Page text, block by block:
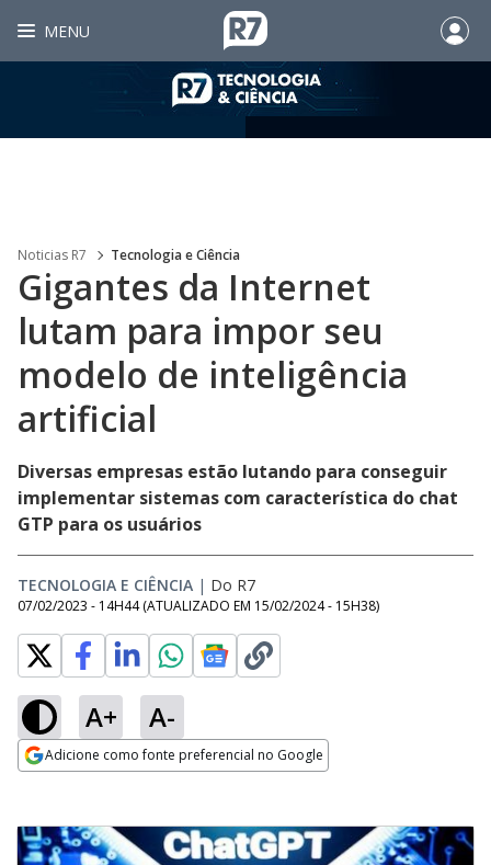
MENU
Noticias R7 Tecnologia e Ciência
Gigantes da Internet
lutam para impor seu
modelo de inteligência
artificial
Diversas empresas estão lutando para conseguir
implementar sistemas com característica do chat
GTP para os usuários
TECNOLOGIA E CIÊNCIA | Do R7
07/02/2023 - 14H44 (ATUALIZADO EM 15/02/2024 - 15H38)
A+ A-
Adicione como fonte preferencial no Google